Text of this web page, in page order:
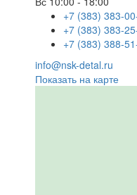
+7 (383) 383-
+7 (383) 383-
+7 (383) 388-
info@nsk-detal.ru
Показать на карте